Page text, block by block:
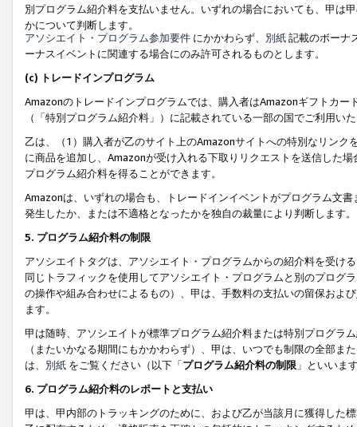
別プログラム紹介料を支払いません。いずれの場合においても、甲は
かについて判断します。
アソシエイト・プログラム参加要件 にかかわらず、 別紙記載のボーナ
ーナスイベントに関連する場合にのみ許可されるものとします。
(c) トレードインプログラム
Amazonのトレードインプログラムでは、購入者はAmazonギフトカ
（「特別プログラム紹介料」）に記載されている一部の国でご利用い
乙は、（1）購入者が乙のサイト上のAmazonサイトへの特別なリン
に商品を追加し、Amazonが受け入れる下取りリクエストを送信した
プログラム紹介料を得ることができます。
Amazonは、いずれの場合も、トレードインイベントがプログラム文
発生したか、または不適格となったかを独自の裁量により判断します。
5. プログラム紹介料の制限
アソシエイトタグは、アソシエイト・プログラムからの紹介料を受け
同じトラフィックを使用してアソシエイト・プログラムと別のプログ
の操作や組み合わせによるもの）、甲は、手数料の支払いの留保およ
ます。
甲は随時、アソシエイトが標準プログラム紹介料または特別プログラ
（またいかなる期間にもかかわらず）、甲は、いつでも制限の全部
は、 別紙 をご覧ください（以下「プログラム紹介料の制限 」といいま
6. プログラム紹介料のレポートと支払い
甲は、甲内部のトラッキングのために、および乙が当該月に獲得した